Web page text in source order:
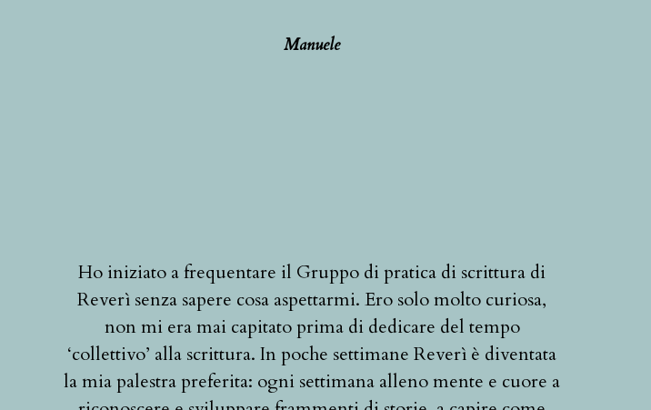
Manuele
Ho iniziato a frequentare il Gruppo di pratica di scrittura di
Reverì senza sapere cosa aspettarmi. Ero solo molto curiosa,
non mi era mai capitato prima di dedicare del tempo
‘collettivo’ alla scrittura. In poche settimane Reverì è diventata
la mia palestra preferita: ogni settimana alleno mente e cuore a